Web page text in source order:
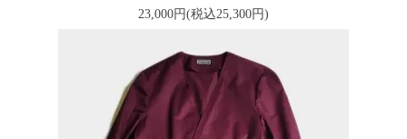
23,000円(税込25,300円)